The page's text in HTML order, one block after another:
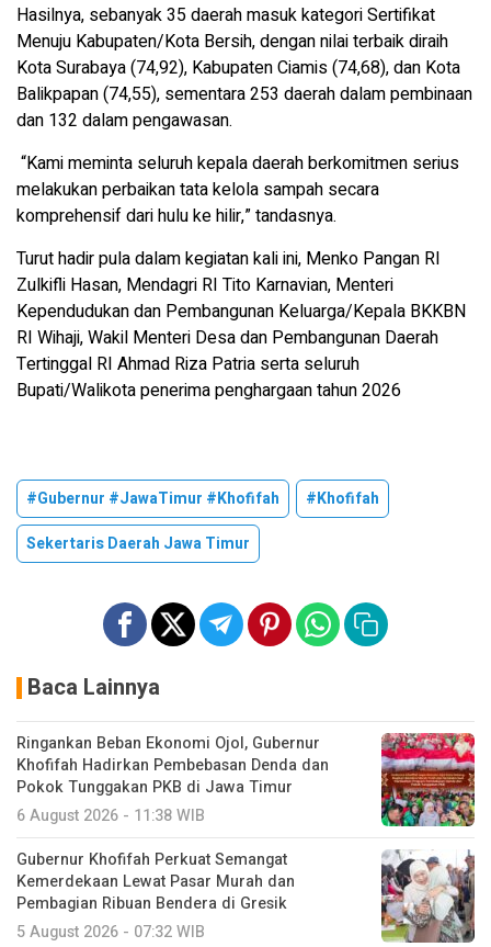
Hasilnya, sebanyak 35 daerah masuk kategori Sertifikat
Menuju Kabupaten/Kota Bersih, dengan nilai terbaik diraih
Kota Surabaya (74,92), Kabupaten Ciamis (74,68), dan Kota
Balikpapan (74,55), sementara 253 daerah dalam pembinaan
dan 132 dalam pengawasan.
“Kami meminta seluruh kepala daerah berkomitmen serius
melakukan perbaikan tata kelola sampah secara
komprehensif dari hulu ke hilir,” tandasnya.
Turut hadir pula dalam kegiatan kali ini, Menko Pangan RI
Zulkifli Hasan, Mendagri RI Tito Karnavian, Menteri
Kependudukan dan Pembangunan Keluarga/Kepala BKKBN
RI Wihaji, Wakil Menteri Desa dan Pembangunan Daerah
Tertinggal RI Ahmad Riza Patria serta seluruh
Bupati/Walikota penerima penghargaan tahun 2026
#Gubernur #JawaTimur #Khofifah
#Khofifah
Sekertaris Daerah Jawa Timur
Baca Lainnya
Ringankan Beban Ekonomi Ojol, Gubernur
Khofifah Hadirkan Pembebasan Denda dan
Pokok Tunggakan PKB di Jawa Timur
6 August 2026 - 11:38 WIB
Gubernur Khofifah Perkuat Semangat
Kemerdekaan Lewat Pasar Murah dan
Pembagian Ribuan Bendera di Gresik
5 August 2026 - 07:32 WIB